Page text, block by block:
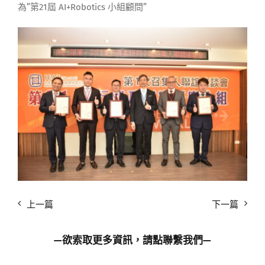
為”第21屆 AI+Robotics 小組顧問”
上一篇 下一篇
—欲索取更多資訊，請點聯繫我們—